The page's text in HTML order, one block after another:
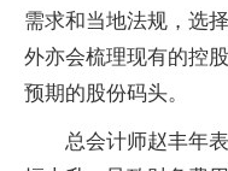
需求和当地法规，选
外亦会梳理现有的控
预期的股份码头。
总会计师赵丰年